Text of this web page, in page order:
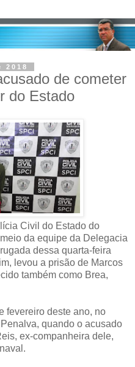
2018
de cometer
do Estado
Civil do Estado do
da equipe da Delegacia
dessa quarta-feira
levou a prisão de Marcos
também como Brea,
fevereiro deste ano, no
quando o acusado
ex-companheira dele,